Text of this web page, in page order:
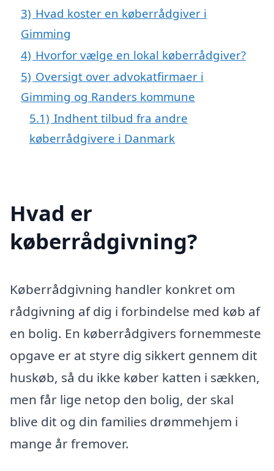
3) Hvad koster en køberrådgiver i
Gimming
4) Hvorfor vælge en lokal køberrådgiver?
5) Oversigt over advokatfirmaer i
Gimming og Randers kommune
5.1) Indhent tilbud fra andre
køberrådgivere i Danmark
Hvad er
køberrådgivning?
Køberrådgivning handler konkret om
rådgivning af dig i forbindelse med køb af
en bolig. En køberrådgivers fornemmeste
opgave er at styre dig sikkert gennem dit
huskøb, så du ikke køber katten i sækken,
men får lige netop den bolig, der skal
blive dit og din families drømmehjem i
mange år fremover.